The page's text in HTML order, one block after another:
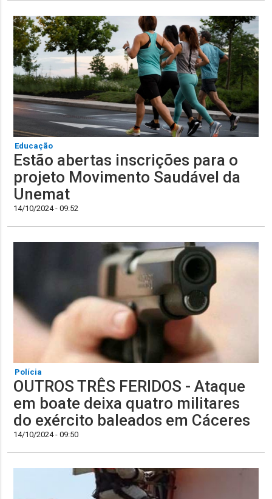
Educação
Estão abertas inscrições para o
projeto Movimento Saudável da
Unemat
14/10/2024 - 09:52
Polícia
OUTROS TRÊS FERIDOS - Ataque
em boate deixa quatro militares
do exército baleados em Cáceres
14/10/2024 - 09:50